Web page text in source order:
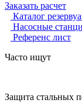
Заказать расчет
Каталог
Насосные
Референс лист
Часто ищут
Защита стальных